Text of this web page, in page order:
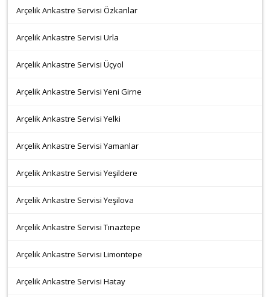
Arçelik Ankastre Servisi Özkanlar
Arçelik Ankastre Servisi Urla
Arçelik Ankastre Servisi Üçyol
Arçelik Ankastre Servisi Yeni Girne
Arçelik Ankastre Servisi Yelki
Arçelik Ankastre Servisi Yamanlar
Arçelik Ankastre Servisi Yeşildere
Arçelik Ankastre Servisi Yeşilova
Arçelik Ankastre Servisi Tınaztepe
Arçelik Ankastre Servisi Limontepe
Arçelik Ankastre Servisi Hatay